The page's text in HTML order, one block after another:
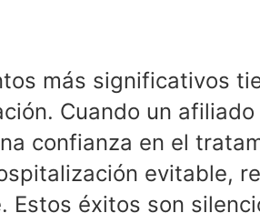
más significativos
Cuando un
confianza en el
evitable,
éxitos son